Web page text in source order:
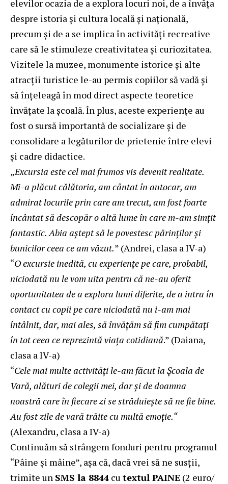
elevilor ocazia de a explora locuri noi, de a învăța
despre istoria și cultura locală și națională,
precum și de a se implica în activități recreative
care să le stimuleze creativitatea și curiozitatea.
Vizitele la muzee, monumente istorice și alte
atracții turistice le-au permis copiilor să vadă și
să înțeleagă în mod direct aspecte teoretice
învățate la școală. În plus, aceste experiențe au
fost o sursă importantă de socializare și de
consolidare a legăturilor de prietenie între elevi
și cadre didactice.
„Excursia este cel mai frumos vis devenit realitate.
Mi-a plăcut călătoria, am cântat în autocar, am
admirat locurile prin care am trecut, am fost foarte
încântat să descopăr o altă lume în care m-am simțit
fantastic. Abia aștept să le povestesc părinților și
bunicilor ceea ce am văzut.” (Andrei, clasa a IV-a)
“O excursie inedită, cu experiențe pe care, probabil,
niciodată nu le vom uita pentru că ne-au oferit
oportunitatea de a explora lumi diferite, de a intra în
contact cu copii pe care niciodată nu i-am mai
întâlnit, dar, mai ales, să învățăm să fim cumpătați
în tot ceea ce reprezintă viața cotidiană.” (Daiana,
clasa a IV-a)
“Cele mai multe activități le-am făcut la Școala de
Vară, alături de colegii mei, dar și de doamna
noastră care în fiecare zi se străduiește să ne fie bine.
Au fost zile de vară trăite cu multă emoție.“
(Alexandru, clasa a IV-a)
Continuăm să strângem fonduri pentru programul
“Pâine și mâine”, așa că, dacă vrei să ne susții,
trimite un SMS la 8844 cu textul PAINE (2 euro/